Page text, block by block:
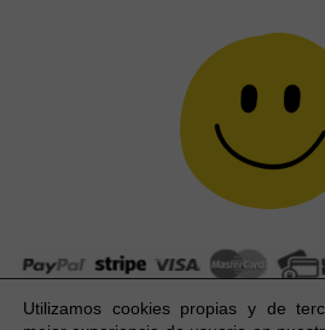
Utilizamos cookies propias y de